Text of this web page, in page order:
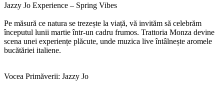
Jazzy Jo Experience – Spring Vibes
Pe măsură ce natura se trezește la viață, vă invităm să celebrăm
începutul lunii martie într-un cadru frumos. Trattoria Monza devine
scena unei experiențe plăcute, unde muzica live întâlnește aromele
bucătăriei italiene.
Vocea Primăverii: Jazzy Jo